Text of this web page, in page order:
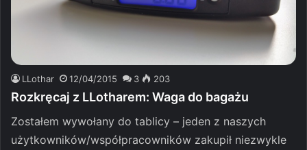
LLothar 12/04/2015 3 203
Rozkręcaj z LLotharem: Waga do bagażu
Zostałem wywołany do tablicy – jeden z naszych
użytkowników/współpracowników zakupił niezwykle